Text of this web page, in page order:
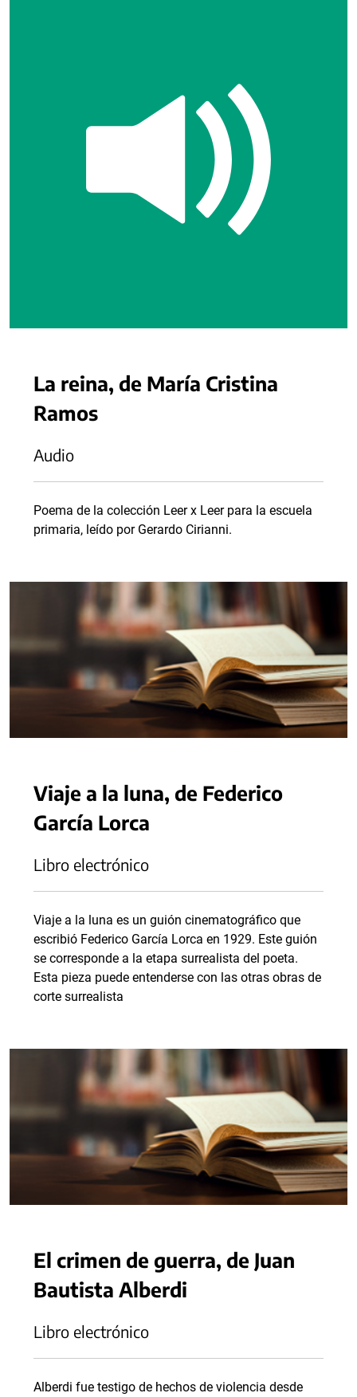
La reina, de María Cristina
Ramos
Audio
Poema de la colección Leer x Leer para la escuela
primaria, leído por Gerardo Cirianni.
Viaje a la luna, de Federico
García Lorca
Libro electrónico
Viaje a la luna es un guión cinematográfico que
escribió Federico García Lorca en 1929. Este guión
se corresponde a la etapa surrealista del poeta.
Esta pieza puede entenderse con las otras obras de
corte surrealista
El crimen de guerra, de Juan
Bautista Alberdi
Libro electrónico
Alberdi fue testigo de hechos de violencia desde